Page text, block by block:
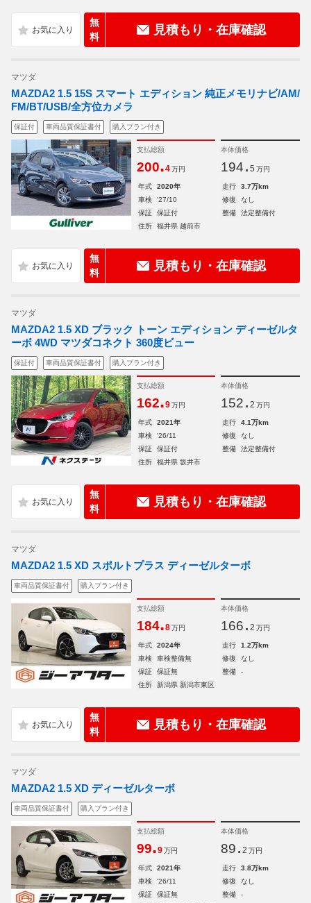
無
料
見積もり・在庫確認
マツダ
MAZDA2 1.5 15S スマート エディション 純正メモリナビ/AM/
FM/BT/USB/全方位カメラ
保証付 車両品質保証書付 購入プラン付き
支払総額
200.4 万円
本体価格
194. 5 万円
年式 2020年 走行
3.7万km
車検
'27/10 修復
なし
保証
保証付 整備
法定整備付
住所
福井県 越前市
無
料
見積もり・在庫確認
マツダ
MAZDA2 1.5 XD ブラック トーン エディション ディーゼルタ
ーボ 4WD マツダコネクト 360度ビュー
保証付 車両品質保証書付 購入プラン付き
支払総額
162.9 万円
本体価格
152. 2 万円
年式 2021年 走行
4.1万km
車検
'26/11 修復
なし
保証
保証付 整備
法定整備付
住所
福井県 坂井市
無
料
見積もり・在庫確認
マツダ
MAZDA2 1.5 XD スポルトプラス ディーゼルターボ
車両品質保証書付 購入プラン付き
支払総額
184.8 万円
本体価格
166. 2 万円
年式 2024年 走行
1.2万km
車検
車検整備無 修復
なし
保証
保証無 整備
-
住所
新潟県 新潟市東区
無
料
見積もり・在庫確認
マツダ
MAZDA2 1.5 XD ディーゼルターボ
車両品質保証書付 購入プラン付き
支払総額
99.9 万円
本体価格
89. 2 万円
年式 2021年 走行
3.8万km
車検
'26/11 修復
なし
保証
保証無 整備
-